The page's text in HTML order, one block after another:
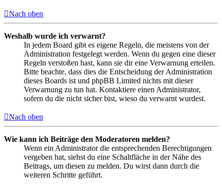
Nach oben
Weshalb wurde ich verwarnt?
In jedem Board gibt es eigene Regeln, die meistens von der
Administration festgelegt werden. Wenn du gegen eine dieser
Regeln verstoßen hast, kann sie dir eine Verwarnung erteilen.
Bitte beachte, dass dies die Entscheidung der Administration
dieses Boards ist und phpBB Limited nichts mit dieser
Verwarnung zu tun hat. Kontaktiere einen Administrator,
sofern du die nicht sicher bist, wieso du verwarnt wurdest.
Nach oben
Wie kann ich Beiträge den Moderatoren melden?
Wenn ein Administrator die entsprechenden Berechtigungen
vergeben hat, siehst du eine Schaltfläche in der Nähe des
Beitrags, um diesen zu melden. Du wirst dann durch die
weiteren Schritte geführt.